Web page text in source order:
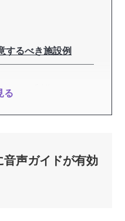
するべき施設例
イドを制作するコツ
マートがオススメ
る
音声ガイドが有効